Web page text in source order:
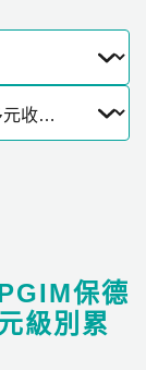
保德
級別累